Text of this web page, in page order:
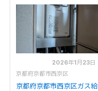
YG2467RTからリンナイ
RUJ-A2400T(A)への交換
2026年1月23日
京都府京都市西京区
京都府京都市西京区ガス給